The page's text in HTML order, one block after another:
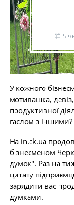
5
У кожного
мотивашка,
продуктивної
гаслом з іншими?
На in.ck.ua
бізнесменом
думок". Раз на
цитату
зарядити вас
думками.